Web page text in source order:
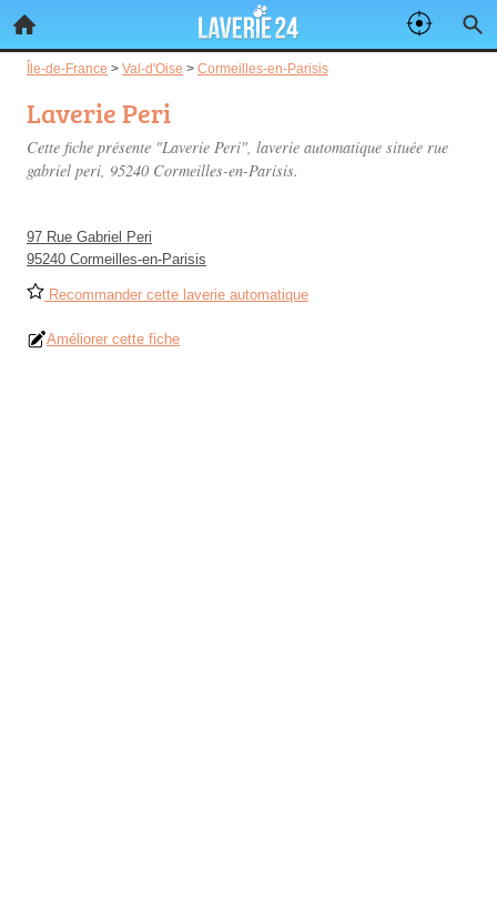
Île-de-France > Val-d'Oise > Cormeilles-en-Parisis
Laverie Peri
Cette fiche présente "Laverie Peri", laverie automatique située rue
gabriel peri, 95240 Cormeilles-en-Parisis.
97 Rue Gabriel Peri
95240 Cormeilles-en-Parisis
Recommander cette laverie automatique
Améliorer cette fiche